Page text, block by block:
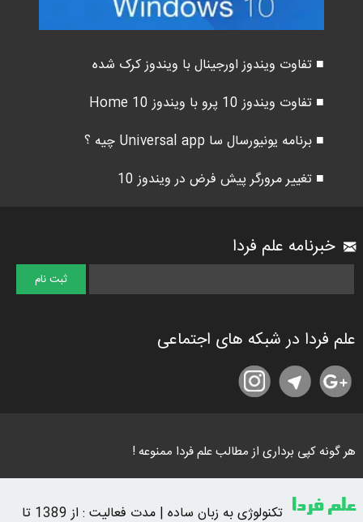
■ تفاوت ویندوز اورجینال با ویندوز کرک شده
■ تفاوت ویندوز 10 پرو با ویندوز 10 Home
■ برنامه یونیورسال سا Universal app چیه ؟
■ تغییر مرورگر پیش فرض در ویندوز 10
خبرنامه علم فردا
علم فردا در شبکه های اجتماعی
هر گونه کپی برداری از مطالب علم فردا ممنوعه !
علم فردا تکنولوژی به زبان ساده | مدت فعالیت : از 1389 تا